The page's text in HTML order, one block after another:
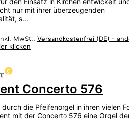
nur mit ihrer überzeugenden
s...
MwSt., Versandkostenfrei (DE) -
klicken
Concerto 576
durch die Pfeifenorgel in ihren vielen
mit der Concerto 576 eine Orgel